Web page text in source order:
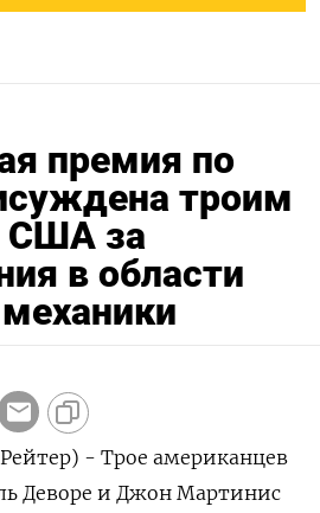
премия по
троим
США за
в области
- Трое американцев
Деворе и Джон Мартинис